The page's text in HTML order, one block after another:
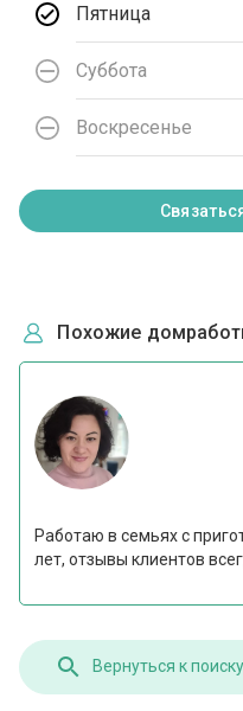
Пятница
Суббота
Воскресенье
Похожие
Работаю в семьях с
лет, отзывы клиентов
Вернуться к поиску